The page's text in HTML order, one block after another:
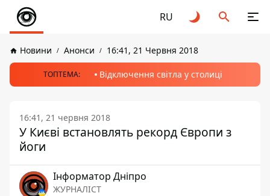
RU
Новини Анонси 16:41, 21 Червня 2018
ТОПТЕМА: Відключення світла у столиці
16:41, 21 червня 2018
У Києві встановлять рекорд Європи з
йоги
Інформатор Дніпро
ЖУРНАЛІСТ